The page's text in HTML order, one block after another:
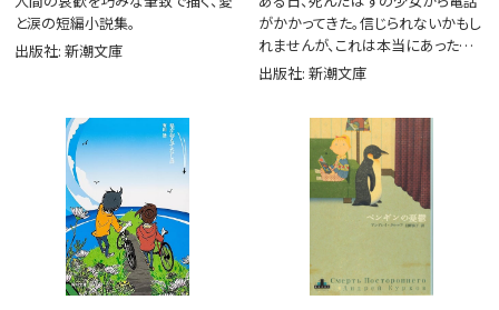
と涙の短編小説集。
出版社: 新潮文庫
がかかってきた。信じられないかもし
れませんが、これは本当にあった出
来事です。
出版社: 新潮文庫